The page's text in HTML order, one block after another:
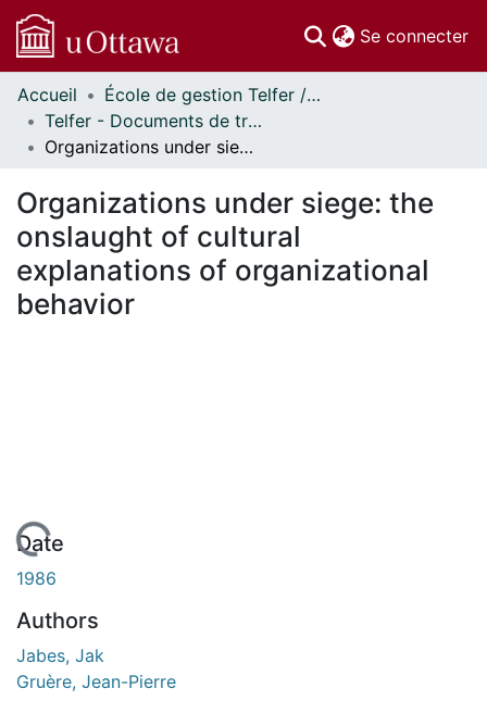
Se connecter
Communautés
et collections
Parcourir
À propos
Accueil
École de gestion Telfer // Telfer School of Management
Telfer - Documents de travail // Telfer - Working Papers
Organizations under siege: the onslaught of cultural explanations of organizational behavior
Organizations under siege: the
onslaught of cultural
explanations of organizational
behavior
En cours de chargement...
Date
1986
Authors
Jabes, Jak
Gruère, Jean-Pierre